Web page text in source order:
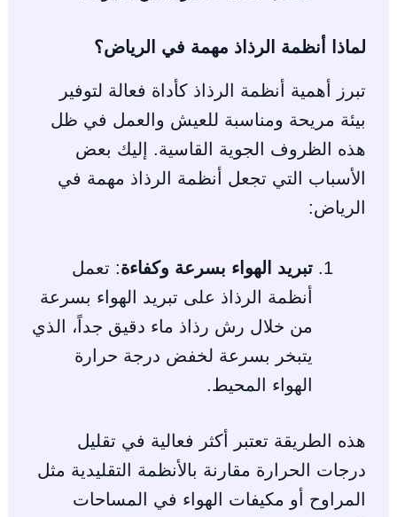
لماذا أنظمة الرذاذ مهمة في الرياض؟
تبرز أهمية أنظمة الرذاذ كأداة فعالة لتوفير
بيئة مريحة ومناسبة للعيش والعمل في ظل
هذه الظروف الجوية القاسية. إليك بعض
الأسباب التي تجعل أنظمة الرذاذ مهمة في
الرياض:
تبريد الهواء بسرعة وكفاءة: تعمل
أنظمة الرذاذ على تبريد الهواء بسرعة
من خلال رش رذاذ ماء دقيق جداً، الذي
يتبخر بسرعة لخفض درجة حرارة
الهواء المحيط.
هذه الطريقة تعتبر أكثر فعالية في تقليل
درجات الحرارة مقارنة بالأنظمة التقليدية مثل
المراوح أو مكيفات الهواء في المساحات